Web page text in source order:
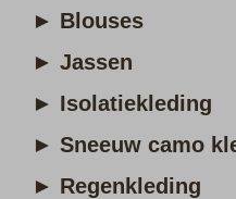
► Blouses
► Jassen
► Isolatiekleding
► Sneeuw camo
► Regenkleding